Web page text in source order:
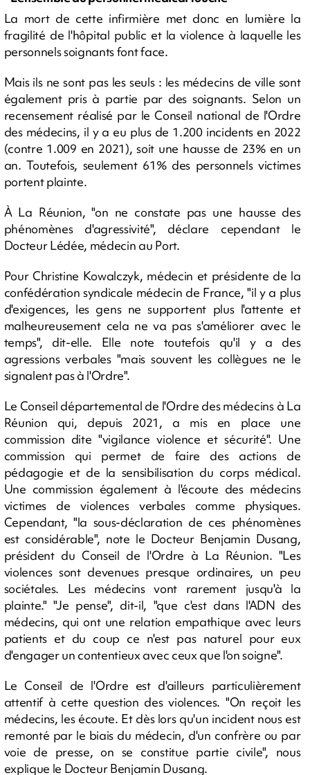
La mort de cette infirmière met donc en lumière la
fragilité de l'hôpital public et la violence à laquelle les
personnels soignants font face.
Mais ils ne sont pas les seuls : les médecins de ville sont
également pris à partie par des soignants. Selon un
recensement réalisé par le Conseil national de l'Ordre
des médecins, il y a eu plus de 1.200 incidents en 2022
(contre 1.009 en 2021), soit une hausse de 23% en un
an. Toutefois, seulement 61% des personnels victimes
portent plainte.
À La Réunion, "on ne constate pas une hausse des
phénomènes d'agressivité", déclare cependant le
Docteur Lédée, médecin au Port.
Pour Christine Kowalczyk, médecin et présidente de la
confédération syndicale médecin de France, "il y a plus
d'exigences, les gens ne supportent plus l'attente et
malheureusement cela ne va pas s'améliorer avec le
temps", dit-elle. Elle note toutefois qu'il y a des
agressions verbales "mais souvent les collègues ne le
signalent pas à l'Ordre".
Le Conseil départemental de l'Ordre des médecins à La
Réunion qui, depuis 2021, a mis en place une
commission dite "vigilance violence et sécurité". Une
commission qui permet de faire des actions de
pédagogie et de la sensibilisation du corps médical.
Une commission également à l'écoute des médecins
victimes de violences verbales comme physiques.
Cependant, "la sous-déclaration de ces phénomènes
est considérable", note le Docteur Benjamin Dusang,
président du Conseil de l'Ordre à La Réunion. "Les
violences sont devenues presque ordinaires, un peu
sociétales. Les médecins vont rarement jusqu'à la
plainte." "Je pense", dit-il, "que c'est dans l'ADN des
médecins, qui ont une relation empathique avec leurs
patients et du coup ce n'est pas naturel pour eux
d'engager un contentieux avec ceux que l'on soigne".
Le Conseil de l'Ordre est d'ailleurs particulièrement
attentif à cette question des violences. "On reçoit les
médecins, les écoute. Et dès lors qu'un incident nous est
remonté par le biais du médecin, d'un confrère ou par
voie de presse, on se constitue partie civile", nous
explique le Docteur Benjamin Dusang.